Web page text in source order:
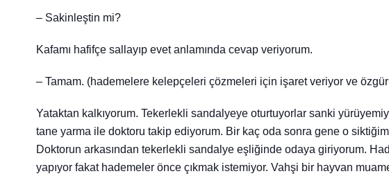
– Sakinleştin mi?
Kafamı hafifçe sallayıp evet anlamında cevap veriyorum.
– Tamam. (hademelere kelepçeleri çözmeleri için işaret veriyor ve
Yataktan kalkıyorum. Tekerlekli sandalyeye oturtuyorlar sanki
tane yarma ile doktoru takip ediyorum. Bir kaç oda sonra gene o
Doktorun arkasından tekerlekli sandalye eşliğinde odaya giriyorum.
yapıyor fakat hademeler önce çıkmak istemiyor. Vahşi bir hayvan